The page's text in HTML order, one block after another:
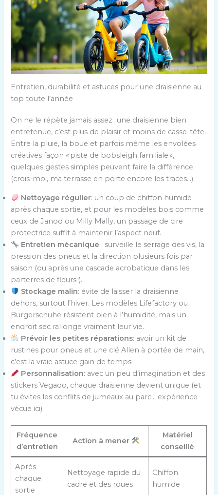
Entretien, durabilité et astuces pour une draisienne au
top toute l’année
On ne le répète jamais assez : une draisienne bien
entretenue, c’est plus de plaisir et moins de casse-tête.
Entre la pluie, la boue et parfois même les envolées
créatives façon « piste de bobsleigh familiale »,
quelques gestes simples peuvent faire la différence
(crois-moi, ma terrasse en porte encore les traces…).
Nettoyage régulier: un coup de chiffon humide
après chaque sortie, et pour les modèles bois comme
ceux de Janod ou Milly Mally, un passage de cire
protectrice suffit à maintenir l’aspect neuf.
Entretien mécanique : surveille le serrage des vis, la
pression des pneus et la direction plusieurs fois par
saison (ou après une cascade acrobatique dans les
parterres de fleurs !).
Stockage malin: évite de laisser la draisienne
dehors, surtout l’hiver. Les modèles Lifefactory ou
Burgerschuhe résistent bien à l’humidité, mais un
endroit sec rallonge vraiment leur vie.
Prévoir les petites réparations: avoir un kit de
rustines pour pneus et une clé Allen à portée de main,
c’est la vraie astuce gain de temps.
Personnalisation: avec un peu d’imagination et des
stickers Vegaoo, chaque draisienne devient unique (et
tu évites les conflits de jumeaux au parc… expérience
vécue ici).
Fréquence
d’entretien
Action à mener
Matériel
conseillé
Après
chaque
sortie
Nettoyage rapide du
cadre et des roues
Chiffon
humide